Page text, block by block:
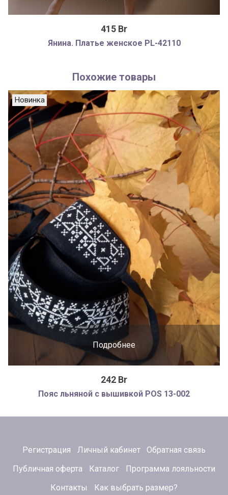
415 Br
Янина. Платье женское PL-42110
Похожие товары
Подробнее
Новинка
242 Br
Пояс льняной с вышивкой POS 13-002
Регистрация Личный кабинет
Обратная связь
Публичная оферта
Каталог
Программа лояльности
Контакты
Как выбрать размер?